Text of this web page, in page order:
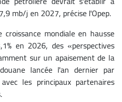
mb/j en 2027, précise l'Opep.
mondiale en hausse
en 2026, des «perspectives
sur un apaisement de la
lancée l'an dernier par
les principaux partenaires